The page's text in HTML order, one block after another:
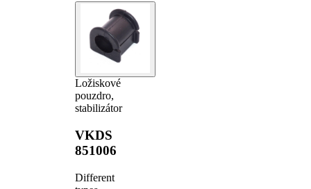
Ložiskové
pouzdro,
stabilizátor
VKDS
851006
Different